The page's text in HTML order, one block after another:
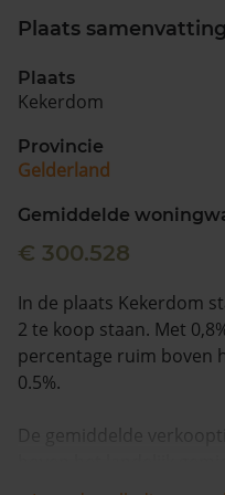
Zoek een woning
088 220 4200
Maandag t/m vrijdag -
Plaats samenvatting
Plaats
Kekerdom
Provincie
Gelderland
Gemiddelde
€ 300.528
In de plaats Kekerdom
2 te koop staan. Met
percentage ruim boven
0.5%.
De gemiddelde